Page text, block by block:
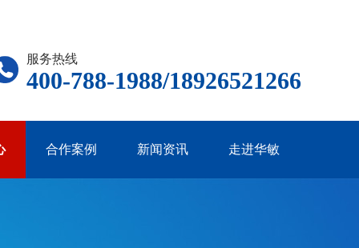
服务热线
400-788-1988/18926521266
合作案例 新闻资讯 走进华敏